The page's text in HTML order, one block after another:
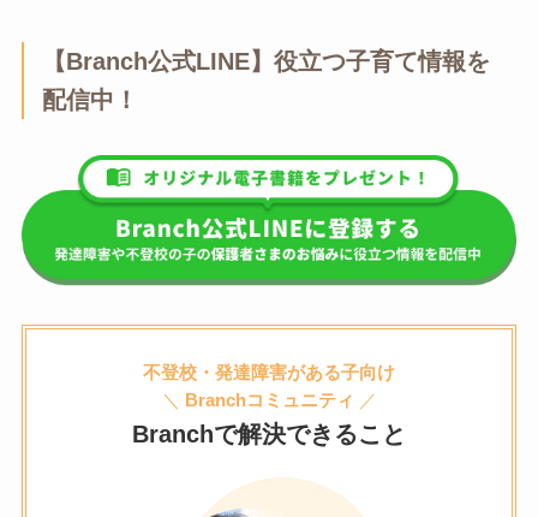
【Branch公式LINE】役立つ子育て情報を
配信中！
不登校・発達障害がある子向け
＼
Branchコミュニティ ／
Branchで解決できること